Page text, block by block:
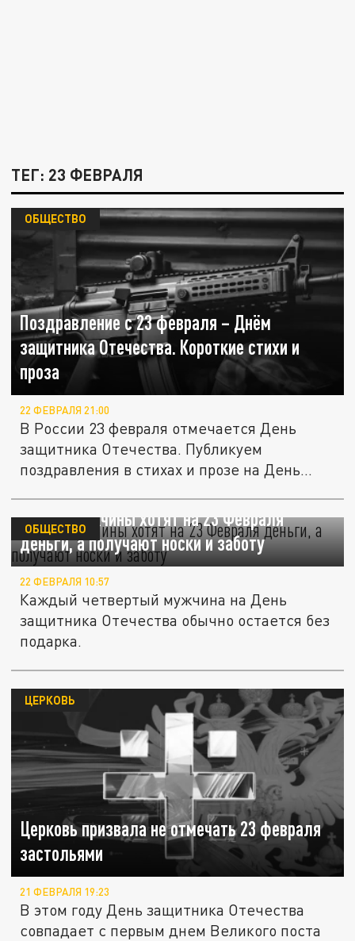
ТЕГ: 23 ФЕВРАЛЯ
Поздравление с 23 февраля – Днём
защитника Отечества. Короткие стихи и
проза
ОБЩЕСТВО
22 ФЕВРАЛЯ 21:00
В России 23 февраля отмечается День
защитника Отечества. Публикуем
поздравления в стихах и прозе на День...
Опрос: мужчины хотят на 23 Февраля
деньги, а получают носки и заботу
ОБЩЕСТВО
22 ФЕВРАЛЯ 10:57
Каждый четвертый мужчина на День
защитника Отечества обычно остается без
подарка.
Церковь призвала не отмечать 23 февраля
застольями
ЦЕРКОВЬ
21 ФЕВРАЛЯ 19:23
В этом году День защитника Отечества
совпадает с первым днем Великого поста